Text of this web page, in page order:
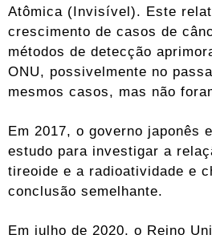
Atômica (Invisível). Este
crescimento de casos de
métodos de detecção
ONU, possivelmente no
mesmos casos, mas não
Em 2017, o governo japonês
estudo para investigar a
tireoide e a radioatividade e
conclusão semelhante.
Em julho de 2020, o Reino